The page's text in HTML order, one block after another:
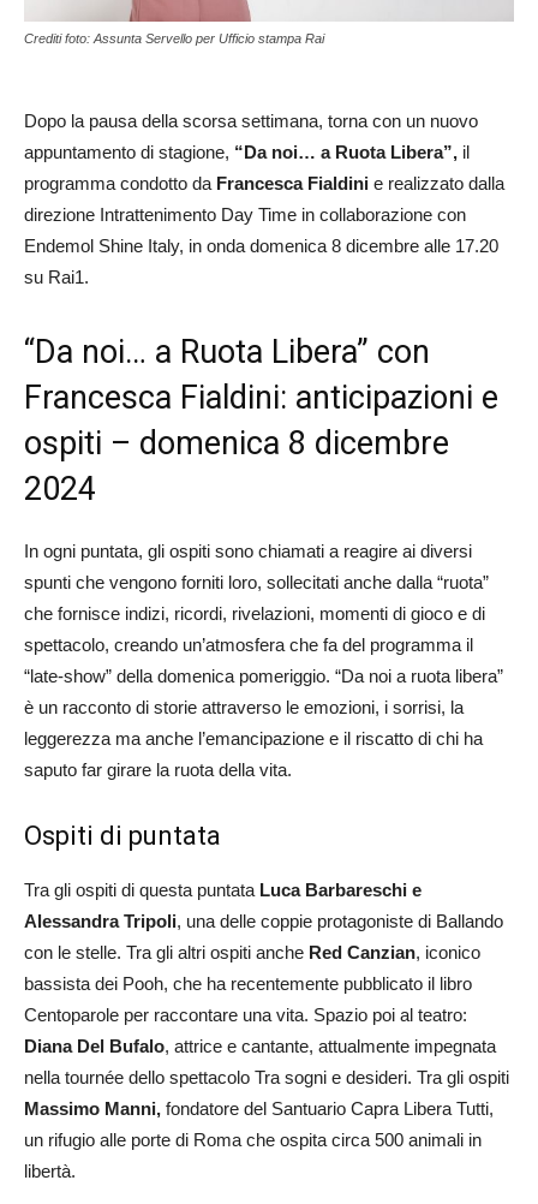
Crediti foto: Assunta Servello per Ufficio stampa Rai
Dopo la pausa della scorsa settimana, torna con un nuovo
appuntamento di stagione, “Da noi… a Ruota Libera”, il
programma condotto da Francesca Fialdini e realizzato dalla
direzione Intrattenimento Day Time in collaborazione con
Endemol Shine Italy, in onda domenica 8 dicembre alle 17.20
su Rai1.
“Da noi… a Ruota Libera” con
Francesca Fialdini: anticipazioni e
ospiti – domenica 8 dicembre
2024
In ogni puntata, gli ospiti sono chiamati a reagire ai diversi
spunti che vengono forniti loro, sollecitati anche dalla “ruota”
che fornisce indizi, ricordi, rivelazioni, momenti di gioco e di
spettacolo, creando un’atmosfera che fa del programma il
“late-show” della domenica pomeriggio. “Da noi a ruota libera”
è un racconto di storie attraverso le emozioni, i sorrisi, la
leggerezza ma anche l’emancipazione e il riscatto di chi ha
saputo far girare la ruota della vita.
Ospiti di puntata
Tra gli ospiti di questa puntata Luca Barbareschi e
Alessandra Tripoli, una delle coppie protagoniste di Ballando
con le stelle. Tra gli altri ospiti anche Red Canzian, iconico
bassista dei Pooh, che ha recentemente pubblicato il libro
Centoparole per raccontare una vita. Spazio poi al teatro:
Diana Del Bufalo, attrice e cantante, attualmente impegnata
nella tournée dello spettacolo Tra sogni e desideri. Tra gli ospiti
Massimo Manni, fondatore del Santuario Capra Libera Tutti,
un rifugio alle porte di Roma che ospita circa 500 animali in
libertà.